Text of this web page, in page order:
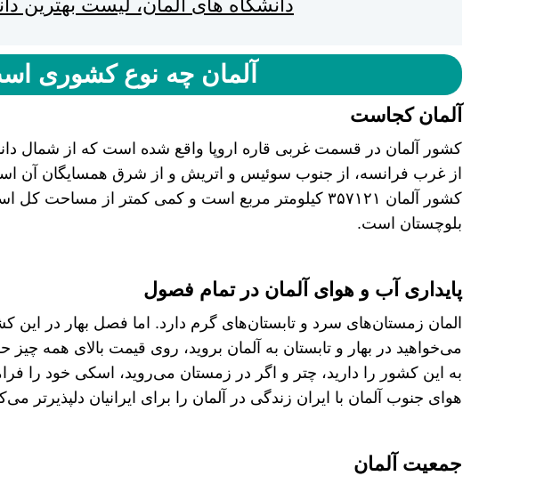
دانشگاه های آلمان، لیست بهترین
آلمان چه نوع کشوری
آلمان کجاست
کشور آلمان در قسمت غربی قاره اروپا واقع شده است که از شمال
از غرب فرانسه، از جنوب سوئیس و اتریش و از شرق همسایگان
کشور آلمان ۳۵۷۱۲۱ کیلومتر مربع است و کمی کمتر از
بلوچستان است.
پایداری آب و هوای آلمان در تمام فصول
المان زمستان‌های سرد و تابستان‌های گرم دارد. اما فصل بهار در این
می‌خواهید در بهار و تابستان به آلمان بروید، روی قیمت بالای همه
به این کشور را دارید، چتر و اگر در زمستان می‌روید، اسکی خود را
هوای جنوب آلمان با ایران زندگی در آلمان را برای ایرانیان دلپذیرتر
جمعیت آلمان